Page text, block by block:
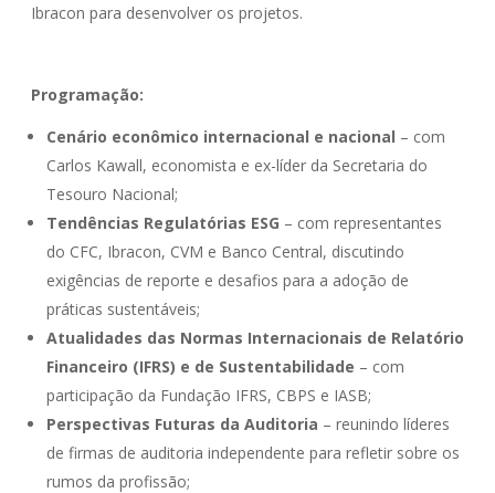
Ibracon para desenvolver os projetos.
Programação:
Cenário econômico internacional e nacional – com
Carlos Kawall, economista e ex-líder da Secretaria do
Tesouro Nacional;
Tendências Regulatórias ESG – com representantes
do CFC, Ibracon, CVM e Banco Central, discutindo
exigências de reporte e desafios para a adoção de
práticas sustentáveis;
Atualidades das Normas Internacionais de Relatório
Financeiro (IFRS) e de Sustentabilidade – com
participação da Fundação IFRS, CBPS e IASB;
Perspectivas Futuras da Auditoria – reunindo líderes
de firmas de auditoria independente para refletir sobre os
rumos da profissão;